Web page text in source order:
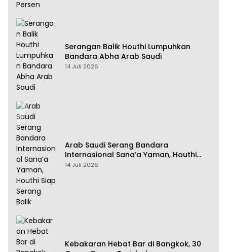
Serangan Balik Houthi Lumpuhkan
Bandara Abha Arab Saudi
14 Juli 2026
Arab Saudi Serang Bandara
Internasional Sana’a Yaman, Houthi
Siap Serang Balik
14 Juli 2026
Kebakaran Hebat Bar di Bangkok, 30